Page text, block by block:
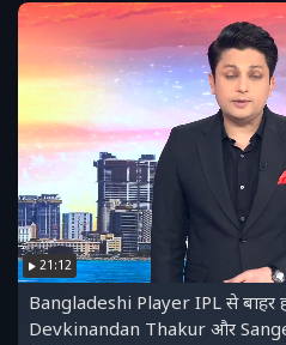
21:12
Bangladeshi Player IPL से बाहर
Devkinandan Thakur और